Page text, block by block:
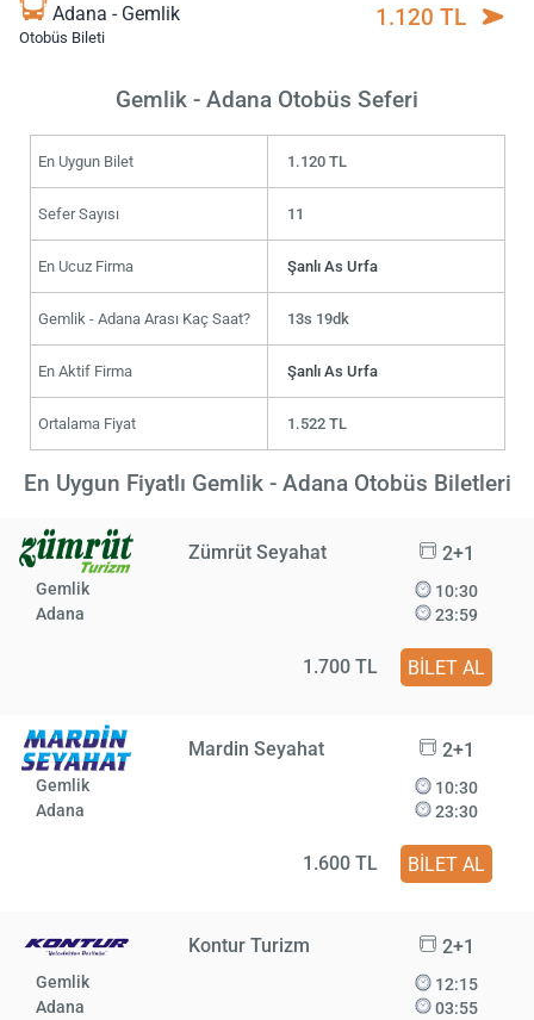
Adana - Gemlik
Otobüs Bileti
1.120 TL
Gemlik - Adana Otobüs Seferi
En Uygun Bilet 1.120 TL
Sefer Sayısı 11
En Ucuz Firma Şanlı As Urfa
Gemlik - Adana Arası Kaç Saat? 13s 19dk
En Aktif Firma Şanlı As Urfa
Ortalama Fiyat 1.522 TL
En Uygun Fiyatlı Gemlik - Adana Otobüs Biletleri
Zümrüt Seyahat 2+1
Gemlik
Adana
10:30
23:59
1.700 TL BİLET AL
Mardin Seyahat 2+1
Gemlik
Adana
10:30
23:30
1.600 TL BİLET AL
Kontur Turizm 2+1
Gemlik
Adana
12:15
03:55